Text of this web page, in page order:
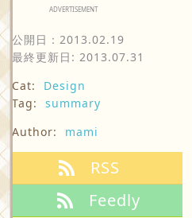
ADVERTISEMENT
公開日： 2013.02.19
最終更新日: 2013.07.31
Cat:
Design
Tag:
summary
Author:
mami
RSS
Feedly